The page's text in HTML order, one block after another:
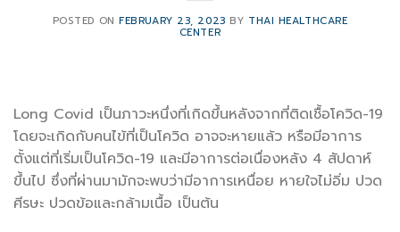
POSTED ONFEBRUARY 23, 2023 BY THAI HEALTHCARE
CENTER
Long Covid เป็นภาวะหนึ่งที่เกิดขึ้นหลังจากที่ติดเชื้อโควิด-19
โดยจะเกิดกับคนไข้ที่เป็นโควิด อาจจะหายแล้ว หรือมีอาการ
ตั้งแต่ที่เริ่มเป็นโควิด-19 และมีอาการต่อเนื่องหลัง 4 สัปดาห์
ขึ้นไป ซึ่งที่ผ่านมามักจะพบว่ามีอาการเหนื่อย หายใจไม่อิ่ม ปวด
ศีรษะ ปวดข้อและกล้ามเนื้อ เป็นต้น